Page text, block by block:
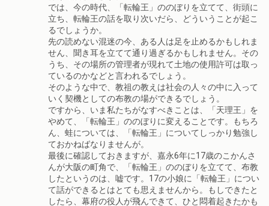
では、今の時代、「転輪王」ののぼりを立てて、街頭に
立ち、転輪王の話を取り次いだら、どういうことが起こ
るでしょうか。
先の読めない混迷の今、ある人は足を止めるかもしれま
せん、聞き耳を立てて通り過ぎるかもしれません。その
うち、その場所の管理者が現れて土地の使用許可は取っ
ているのかなどと言われるでしょう。
そのような中で、教祖の教えは社会の人々の中に入って
いく契機としての布教の場ができるでしょう。
ですから、いま私たちがなすべきことは、「天理王」を
やめて、「転輪王」ののぼりに変えることです。もちろ
ん、蛙については、「転輪王」についてしっかり勉強し
ておかねばなりませんが。
最後に確認しておきますが、嘉永6年に17歳のこかんさ
んが大阪の町角で、「転輪王」ののぼりを立てて、布教
したというのは、嘘です。17の小娘に「転輪王」につい
て話ができるとはとても思えませんから。もしできたと
したら、幕府の役人が飛んできて、ひと悶着起きたかも